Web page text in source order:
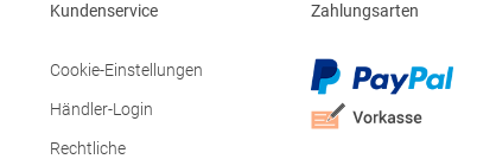
Kundenservice
Cookie-Einstellungen
Händler-Login
Rechtliche
Zahlungsarten